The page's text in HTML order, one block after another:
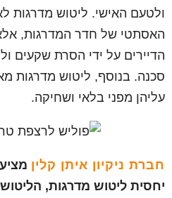
ולטעם האישי. ליטוש
האסתטי של חדר המדרגות,
הדיירים על ידי הסרת שקעים
סכנה. בנוסף, ליטוש מדרגות
עליהן מפני בלאי ושחיקה.
חברת ניקיון איתן קלין
יחסית ליטוש מדרגות,